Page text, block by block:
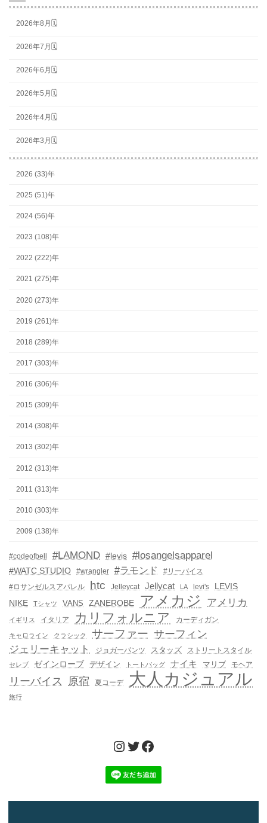
2026年8月🗓
2026年7月🗓
2026年6月🗓
2026年5月🗓
2026年4月🗓
2026年3月🗓
2026 (33)年
2025 (51)年
2024 (56)年
2023 (108)年
2022 (222)年
2021 (275)年
2020 (273)年
2019 (261)年
2018 (289)年
2017 (303)年
2016 (306)年
2015 (309)年
2014 (308)年
2013 (302)年
2012 (313)年
2011 (313)年
2010 (303)年
2009 (138)年
#codeofbell #LAMOND #levis #losangelsapparel
#WATC STUDIO #wrangler #ラモンド
#リーバイス
#ロサンゼルスアパレル
htc Jelleycat Jellycat LA levi's
LEVIS
NIKE
Tシャツ VANS ZANEROBE アメカジ アメリカ
イギリス イタリア カリフォルニア カーディガン
キャロライン クラシック サーファー サーフィン
ジェリーキャット
ジョガーパンツ スタッズ ストリートスタイル
セレブ ゼインローブ デザイン トートバッグ ナイキ マリブ モヘア
リーバイス 原宿 夏コーデ 大人カジュアル
旅行
Instagram
Twitter
Facebook